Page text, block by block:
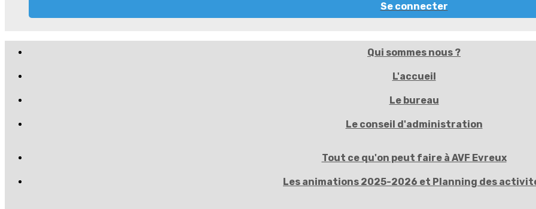
Se connecter
Qui sommes nous ?
L'accueil
Le bureau
Le conseil d'administration
Tout ce qu'on peut faire à AVF Evreux
Les animations 2025-2026 et Planning des